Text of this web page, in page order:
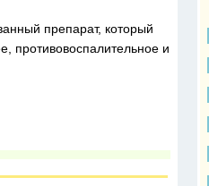
препарат, который
противовоспалительное и